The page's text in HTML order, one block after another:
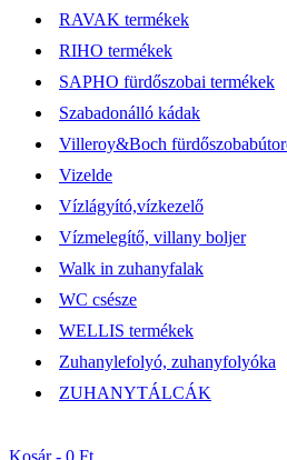
RAVAK termékek
RIHO termékek
SAPHO fürdőszobai termékek
Szabadonálló kádak
Villeroy&Boch
Vizelde
Vízlágyító,vízkezelő
Vízmelegítő, villany boljer
Walk in zuhanyfalak
WC csésze
WELLIS termékek
Zuhanylefolyó, zuhanyfolyóka
ZUHANYTÁLCÁK